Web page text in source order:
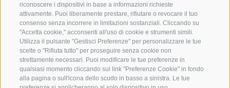
riconoscere i dispositivi in base a informazioni richieste
attivamente. Puoi liberamente prestare, rifiutare o revocare il tuo
consenso senza incorrere in limitazioni sostanziali. Cliccando su
"Accetta cookie," acconsenti all'uso di cookie e strumenti simili.
Utilizza il pulsante "Gestisci Preferenze" per personalizzare le tue
scelte o "Rifiuta tutto" per proseguire senza cookie non
strettamente necessari. Puoi modificare le tue preferenze in
qualsiasi momento cliccando sul link "Preferenze Cookie" in fondo
alla pagina o sull'icona dello scudo in basso a sinistra. Le tue
Contenuti
Mostra immagini Nascondi foto
Funzioni
Mappe e sentieri
Punti di interesse